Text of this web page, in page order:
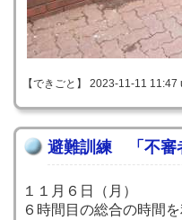
【できごと】 2023-11-11
避難訓練 「不審
１１月６日（月）
６時間目の総合の時間